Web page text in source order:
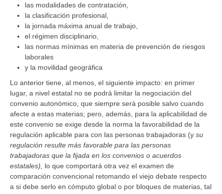
las modalidades de contratación,
la clasificación profesional,
la jornada máxima anual de trabajo,
el régimen disciplinario,
las normas mínimas en materia de prevención de riesgos
laborales
y la movilidad geográfica
Lo anterior tiene, al menos, el siguiente impacto: en primer
lugar, a nivel estatal no se podrá limitar la negociación del
convenio autonómico, que siempre será posible salvo cuando
afecte a estas materias; pero, además, para la aplicabilidad de
este convenio se exige desde la norma la favorabilidad de la
regulación aplicable para con las personas trabajadoras (y su
regulación resulte más favorable para las personas
trabajadoras que la fijada en los convenios o acuerdos
estatales), lo que comportará otra vez el examen de
comparación convencional retomando el viejo debate respecto
a si debe serlo en cómputo global o por bloques de materias, tal